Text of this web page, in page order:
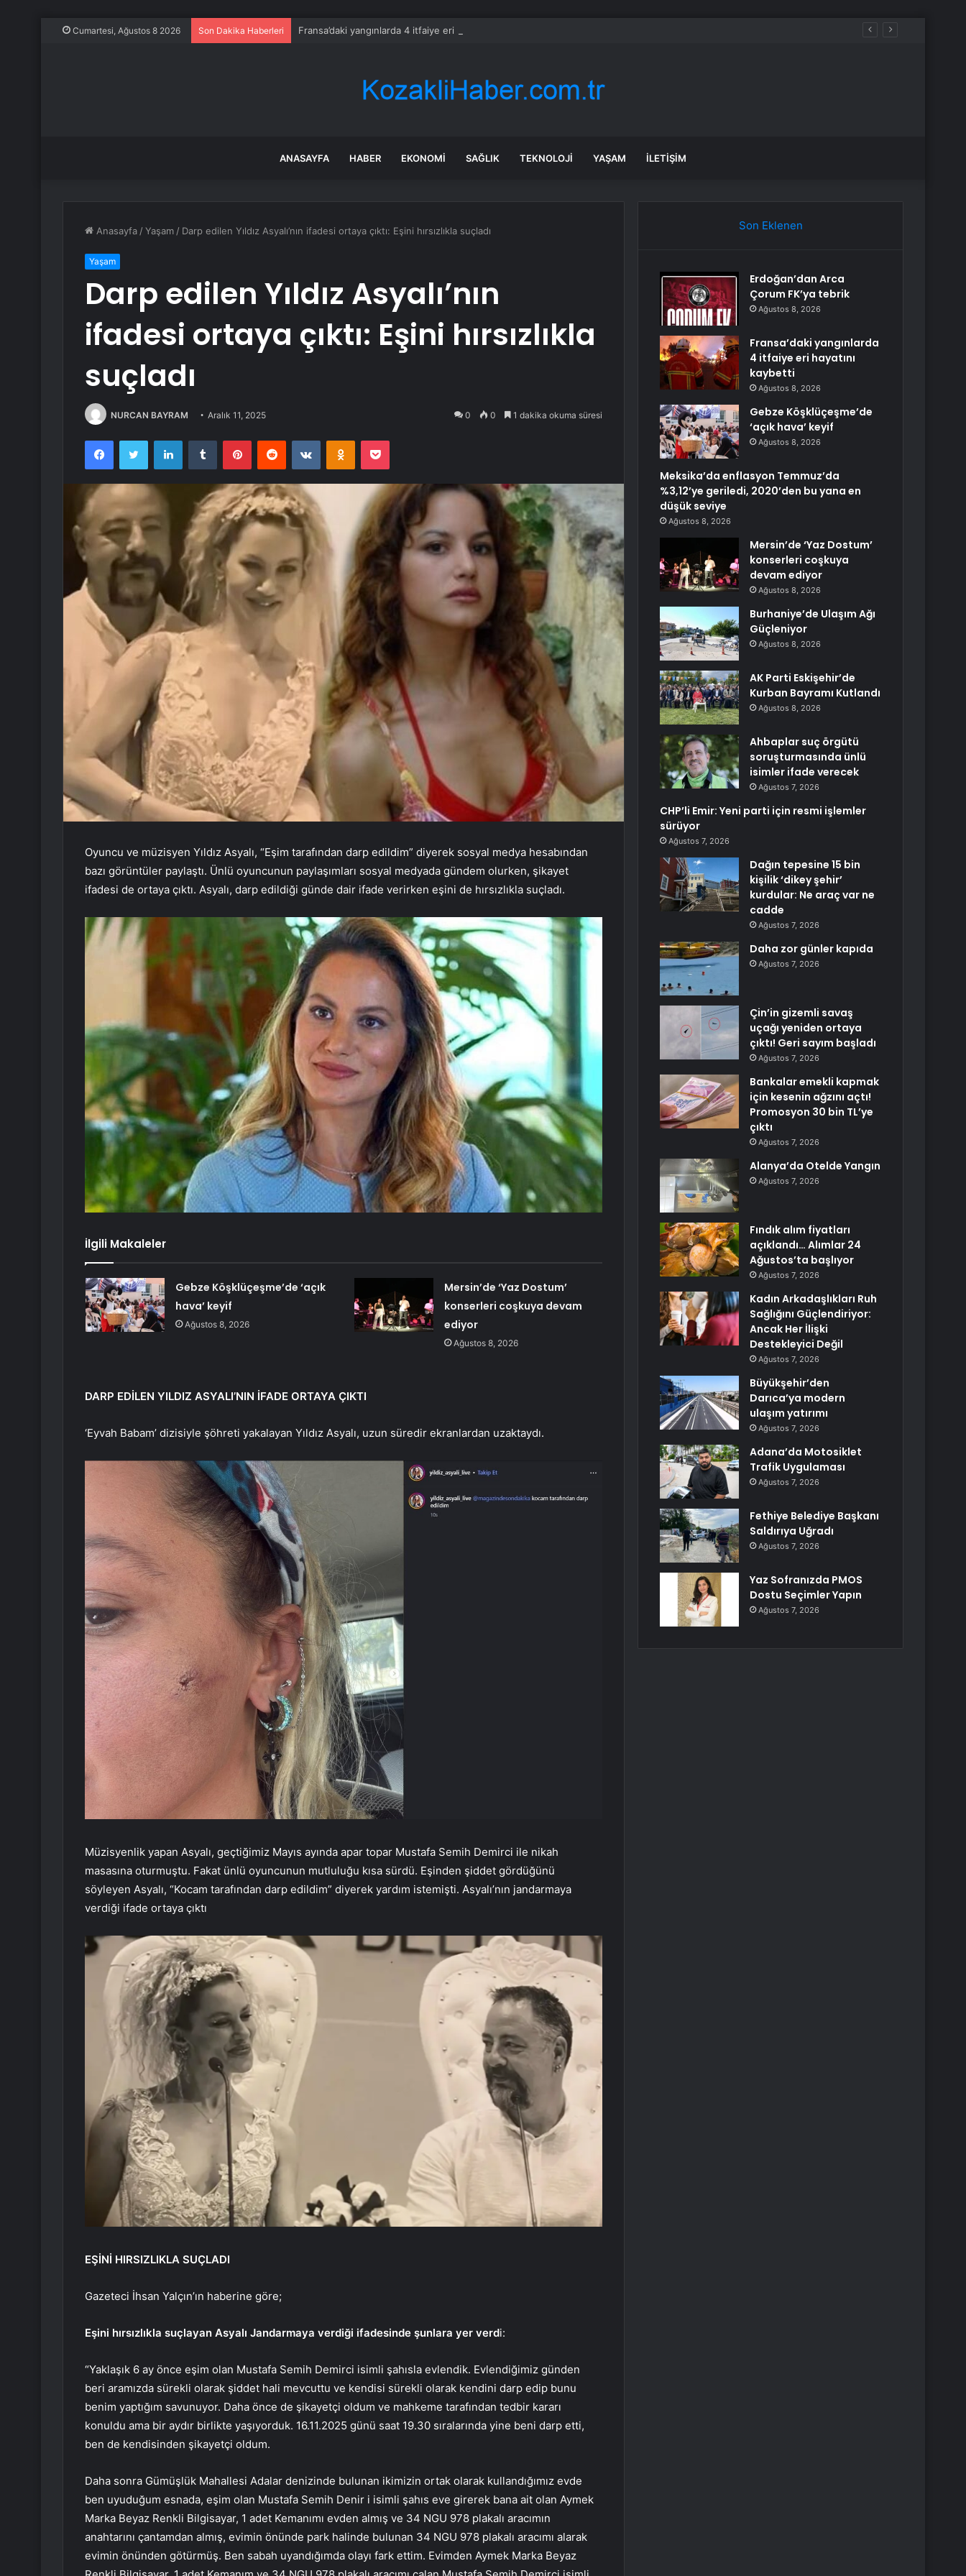
Cumartesi, Ağustos 8 2026 Son Dakika Haberleri Fransa’daki yangınlarda 4 itfaiye eri hayatını kaybetti
ANASAYFA HABER EKONOMI SAĞLIK TEKNOLOJI YAŞAM İLETIŞIM
Anasayfa /Yaşam / Darp edilen Yıldız Asyalı’nın ifadesi ortaya çıktı: Eşini hırsızlıkla suçladı
Yaşam
Darp edilen Yıldız Asyalı’nın
ifadesi ortaya çıktı: Eşini hırsızlıkla
suçladı
NURCAN BAYRAM Aralık 11, 2025 0 0 1 dakika okuma süresi
FacebookTwitter LinkedInTumblr PinterestReddit VKontakteOdnoklassniki
Pocket
Oyuncu ve müzisyen Yıldız Asyalı, “Eşim tarafından darp edildim” diyerek sosyal medya hesabından
bazı görüntüler paylaştı. Ünlü oyuncunun paylaşımları sosyal medyada gündem olurken, şikayet
ifadesi de ortaya çıktı. Asyalı, darp edildiği günde dair ifade verirken eşini de hırsızlıkla suçladı.
İlgili Makaleler
Gebze Köşklüçeşme’de ‘açık
hava’ keyif
Ağustos 8, 2026
Mersin’de ‘Yaz Dostum’
konserleri coşkuya devam
ediyor
Ağustos 8, 2026
DARP EDİLEN YILDIZ ASYALI’NIN İFADE ORTAYA ÇIKTI
‘Eyvah Babam’ dizisiyle şöhreti yakalayan Yıldız Asyalı, uzun süredir ekranlardan uzaktaydı.
Müzisyenlik yapan Asyalı, geçtiğimiz Mayıs ayında apar topar Mustafa Semih Demirci ile nikah
masasına oturmuştu. Fakat ünlü oyuncunun mutluluğu kısa sürdü. Eşinden şiddet gördüğünü
söyleyen Asyalı, “Kocam tarafından darp edildim” diyerek yardım istemişti. Asyalı’nın jandarmaya
verdiği ifade ortaya çıktı
EŞİNİ HIRSIZLIKLA SUÇLADI
Gazeteci İhsan Yalçın’ın haberine göre;
Eşini hırsızlıkla suçlayan Asyalı Jandarmaya verdiği ifadesinde şunlara yer verdi:
“Yaklaşık 6 ay önce eşim olan Mustafa Semih Demirci isimli şahısla evlendik. Evlendiğimiz günden
beri aramızda sürekli olarak şiddet hali mevcuttu ve kendisi sürekli olarak kendini darp edip bunu
benim yaptığım savunuyor. Daha önce de şikayetçi oldum ve mahkeme tarafından tedbir kararı
konuldu ama bir aydır birlikte yaşıyorduk. 16.11.2025 günü saat 19.30 sıralarında yine beni darp etti,
ben de kendisinden şikayetçi oldum.
Daha sonra Gümüşlük Mahallesi Adalar denizinde bulunan ikimizin ortak olarak kullandığımız evde
ben uyuduğum esnada, eşim olan Mustafa Semih Denir i isimli şahıs eve girerek bana ait olan Aymek
Marka Beyaz Renkli Bilgisayar, 1 adet Kemanımı evden almış ve 34 NGU 978 plakalı aracımın
anahtarını çantamdan almış, evimin önünde park halinde bulunan 34 NGU 978 plakalı aracımı alarak
evimin önünden götürmüş. Ben sabah uyandığımda olayı fark ettim. Evimden Aymek Marka Beyaz
Son Eklenen
Erdoğan’dan Arca
Çorum FK’ya tebrik
Ağustos 8, 2026
Fransa’daki yangınlarda
4 itfaiye eri hayatını
kaybetti
Ağustos 8, 2026
Gebze Köşklüçeşme’de
‘açık hava’ keyif
Ağustos 8, 2026
Meksika’da enflasyon Temmuz’da
%3,12’ye geriledi, 2020’den bu yana en
düşük seviye
Ağustos 8, 2026
Mersin’de ‘Yaz Dostum’
konserleri coşkuya
devam ediyor
Ağustos 8, 2026
Burhaniye’de Ulaşım Ağı
Güçleniyor
Ağustos 8, 2026
AK Parti Eskişehir’de
Kurban Bayramı Kutlandı
Ağustos 8, 2026
Ahbaplar suç örgütü
soruşturmasında ünlü
isimler ifade verecek
Ağustos 7, 2026
CHP’li Emir: Yeni parti için resmi işlemler
sürüyor
Ağustos 7, 2026
Dağın tepesine 15 bin
kişilik ‘dikey şehir’
kurdular: Ne araç var ne
cadde
Ağustos 7, 2026
Daha zor günler kapıda
Ağustos 7, 2026
Çin’in gizemli savaş
uçağı yeniden ortaya
çıktı! Geri sayım başladı
Ağustos 7, 2026
Bankalar emekli kapmak
için kesenin ağzını açtı!
Promosyon 30 bin TL’ye
çıktı
Ağustos 7, 2026
Alanya’da Otelde Yangın
Ağustos 7, 2026
Fındık alım fiyatları
açıklandı… Alımlar 24
Ağustos’ta başlıyor
Ağustos 7, 2026
Kadın Arkadaşlıkları Ruh
Sağlığını Güçlendiriyor:
Ancak Her İlişki
Destekleyici Değil
Ağustos 7, 2026
Büyükşehir’den
Darıca’ya modern
ulaşım yatırımı
Ağustos 7, 2026
Adana’da Motosiklet
Trafik Uygulaması
Ağustos 7, 2026
Fethiye Belediye Başkanı
Saldırıya Uğradı
Ağustos 7, 2026
Yaz Sofranızda PMOS
Dostu Seçimler Yapın
Ağustos 7, 2026